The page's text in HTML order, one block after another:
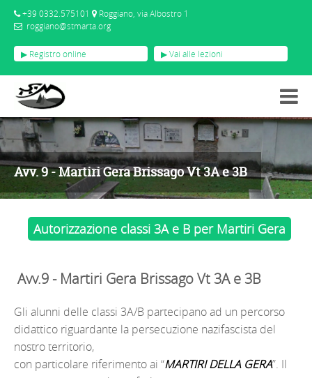
+39 0332.575101
Roggiano, via Albostro 1
roggiano@stmarta.org
▶ Registro online ▶ Vai alle lezioni
AVVISI
Avv. 9 - Martiri Gera Brissago Vt 3A e 3B
Autorizzazione classi 3A e B per Martiri Gera
Avv.9 - Martiri Gera Brissago Vt 3A e 3B
Gli alunni delle classi 3A/B partecipano ad un percorso
didattico riguardante la persecuzione nazifascista del
nostro territorio,
con particolare riferimento ai “MARTIRI DELLA GERA”. Il